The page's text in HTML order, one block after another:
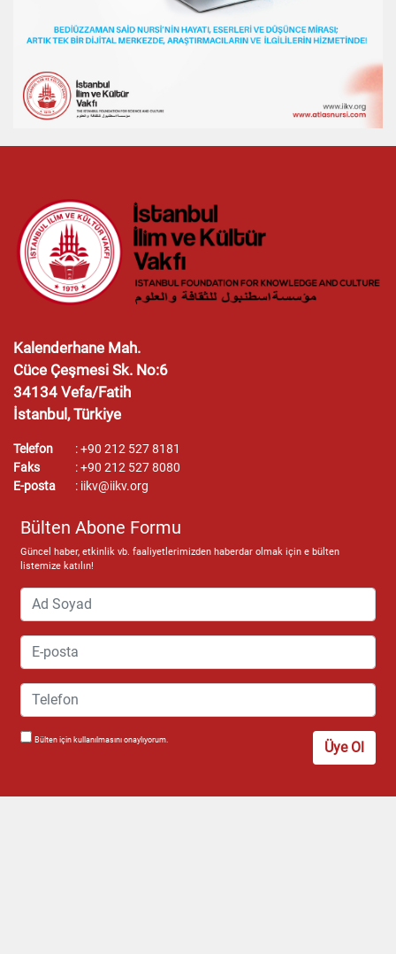
Kalenderhane Mah.
Cüce Çeşmesi Sk. No:6
34134 Vefa/Fatih
İstanbul, Türkiye
Telefon :+90 212 527 8181
Faks
:+90 212 527 8080
E-posta
: iikv@iikv.org
Bülten Abone Formu
Güncel haber, etkinlik vb. faaliyetlerimizden haberdar olmak için e bülten
listemize katılın!
Bülten için kullanılmasını onaylıyorum. Üye Ol